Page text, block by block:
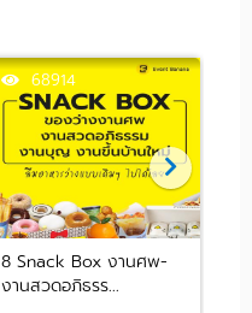
68914
8 Snack Box งานศพ-
งานสวดอภิธรร...